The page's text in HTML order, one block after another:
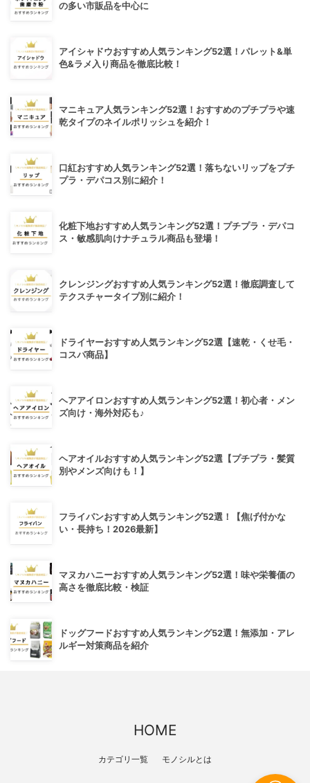
の多い市販品を中心に
アイシャドウおすすめ人気ランキング52選！パレット&単
色&ラメ入り商品を徹底比較！
マニキュア人気ランキング52選！おすすめのプチプラや速
乾タイプのネイルポリッシュを紹介！
口紅おすすめ人気ランキング52選！落ちないリップをプチ
プラ・デパコス別に紹介！
化粧下地おすすめ人気ランキング52選！プチプラ・デパコ
ス・敏感肌向けナチュラル商品も登場！
クレンジングおすすめ人気ランキング52選！徹底調査して
テクスチャータイプ別に紹介！
ドライヤーおすすめ人気ランキング52選【速乾・くせ毛・
コスパ商品】
ヘアアイロンおすすめ人気ランキング52選！初心者・メン
ズ向け・海外対応も♪
ヘアオイルおすすめ人気ランキング52選【プチプラ・髪質
別やメンズ向けも！】
フライパンおすすめ人気ランキング52選！【焦げ付かな
い・長持ち！2026最新】
マヌカハニーおすすめ人気ランキング52選！味や栄養価の
高さを徹底比較・検証
ドッグフードおすすめ人気ランキング52選！無添加・アレ
ルギー対策商品を紹介
HOME
カテゴリ一覧 モノシルとは